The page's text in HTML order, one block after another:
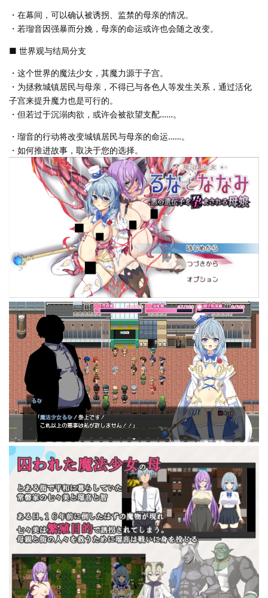
・在幕间，可以确认被诱拐、监禁的母亲的情况。
・若瑠音因强暴而分娩，母亲的命运或许也会随之改变。
■ 世界观与结局分支
・这个世界的魔法少女，其魔力源于子宫。
・为拯救城镇居民与母亲，不得已与各色人等发生关系，通过活化
子宫来提升魔力也是可行的。
・但若过于沉溺肉欲，或许会被欲望支配……。
・瑠音的行动将改变城镇居民与母亲的命运……。
・如何推进故事，取决于您的选择。